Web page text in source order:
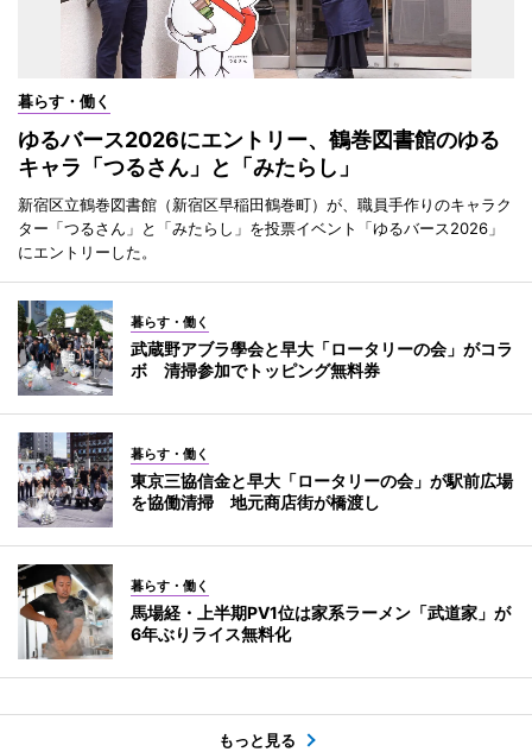
暮らす・働く
ゆるバース2026にエントリー、鶴巻図書館のゆる
キャラ「つるさん」と「みたらし」
新宿区立鶴巻図書館（新宿区早稲田鶴巻町）が、職員手作りのキャラク
ター「つるさん」と「みたらし」を投票イベント「ゆるバース2026」
にエントリーした。
暮らす・働く
武蔵野アブラ學会と早大「ロータリーの会」がコラ
ボ 清掃参加でトッピング無料券
暮らす・働く
東京三協信金と早大「ロータリーの会」が駅前広場
を協働清掃 地元商店街が橋渡し
暮らす・働く
馬場経・上半期PV1位は家系ラーメン「武道家」が
6年ぶりライス無料化
もっと見る